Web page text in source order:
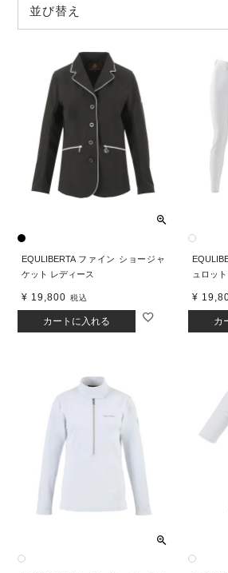
並び替え
EQULIBERTA ファイン ショージャ
ケット レディース
¥ 19,800 税込
カートに入れる
ュロッ
¥
カ